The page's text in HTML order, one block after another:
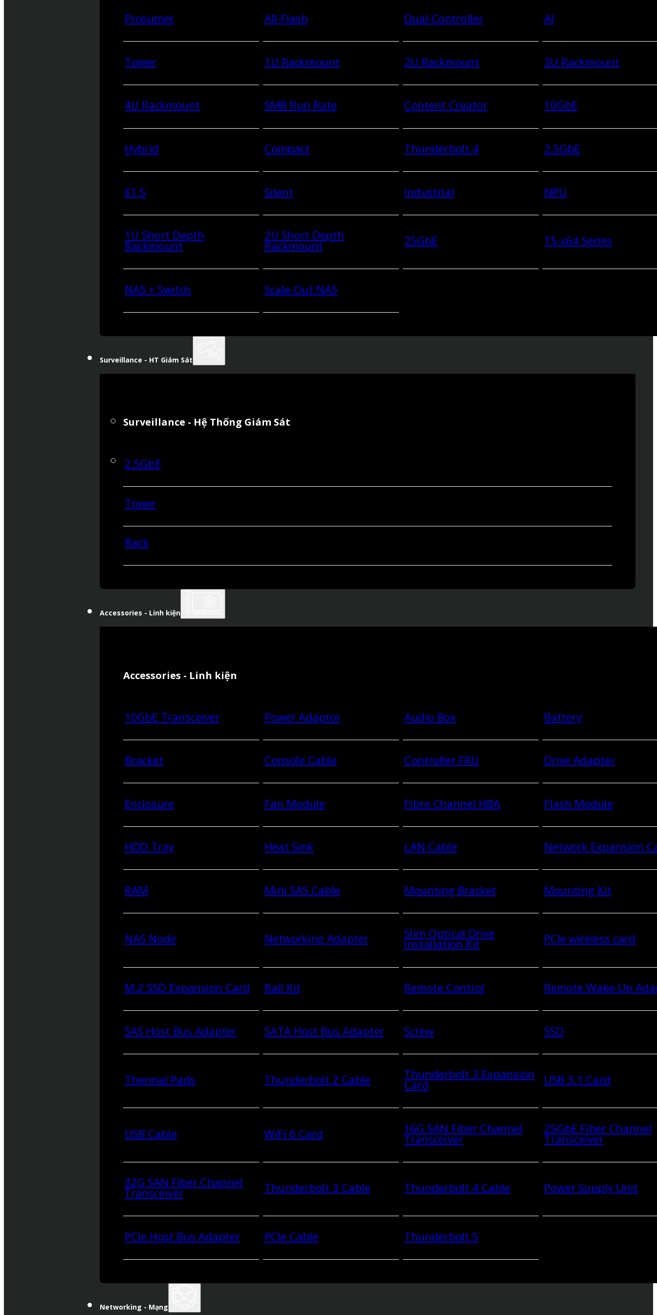
Prosumer All-Flash Dual-Controller AI
Tower 1U Rackmount 2U Rackmount 3U Rackmount
4U Rackmount SMB Run Rate Content Creator 10GbE
Hybrid Compact Thunderbolt 4 2.5GbE
E1.S Silent Industrial NPU
1U Short Depth
Rackmount
2U Short Depth
Rackmount 25GbE TS-x64 Series
NAS + Switch Scale-Out NAS
Surveillance - HT Giám Sát
Surveillance - Hệ Thống Giám Sát
2.5GbE
Tower
Rack
Accessories - Linh kiện
Accessories - Linh kiện
10GbE Transceiver Power Adaptor Audio Box Battery
Bracket Console Cable Controller FRU Drive Adapter
Enclosure Fan Module Fibre Channel HBA Flash Module
HDD Tray Heat Sink LAN Cable Network Expansion
RAM Mini SAS Cable Mounting Bracket Mounting Kit
NAS Node Networking Adapter Slim Optical Drive
Installation Kit PCIe wireless card
M.2 SSD Expansion Card Rail Kit Remote Control Remote Wake-Up
SAS Host Bus Adapter SATA Host Bus Adapter Screw SSD
Thermal Pads Thunderbolt 2 Cable Thunderbolt 3 Expansion
Card USB 3.1 Card
USB Cable WiFi 6 Card 16G SAN Fiber Channel
Transceiver
25GbE Fiber Channel
Transceiver
32G SAN Fiber Channel
Transceiver Thunderbolt 3 Cable Thunderbolt 4 Cable Power Supply Unit
PCIe Host Bus Adapter PCIe Cable Thunderbolt 5
Networking - Mạng